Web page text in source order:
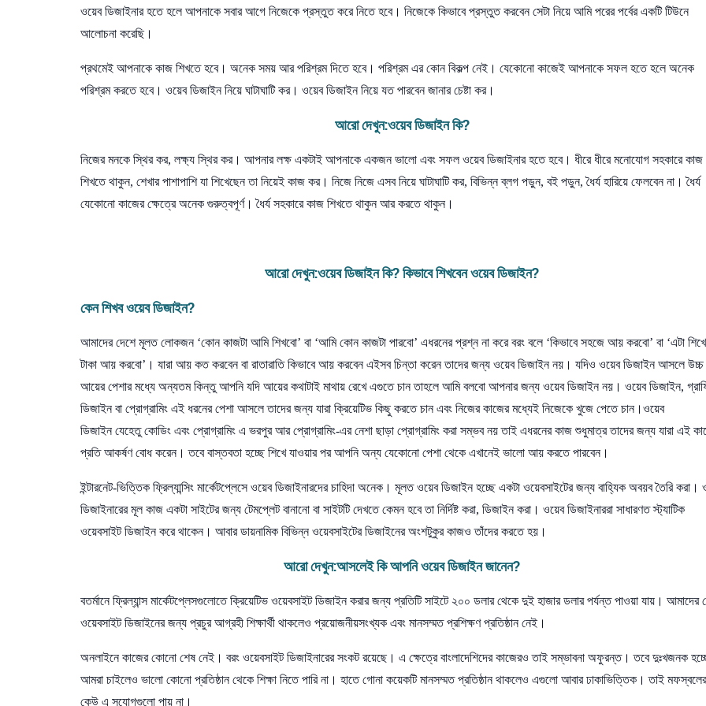
ওয়েব ডিজাইনার হতে হলে আপনাকে সবার আগে নিজেকে প্রস্তুত করে নিতে হবে। নিজেকে কিভাবে প্রস্তুত করবেন সেটা নিয়ে আমি পরের পর্বের একটি টিউনে
আলোচনা করেছি।
প্রথমেই আপনাকে কাজ শিখতে হবে। অনেক সময় আর পরিশ্রম দিতে হবে। পরিশ্রম এর কোন বিকল্প নেই। যেকোনো কাজেই আপনাকে সফল হতে হলে অনেক
পরিশ্রম করতে হবে। ওয়েব ডিজাইন নিয়ে ঘাটাঘাটি কর। ওয়েব ডিজাইন নিয়ে যত পারবেন জানার চেষ্টা কর।
আরো দেখুন:ওয়েব ডিজাইন কি?
নিজের মনকে স্থির কর, লক্ষ্য স্থির কর। আপনার লক্ষ একটাই আপনাকে একজন ভালো এবং সফল ওয়েব ডিজাইনার হতে হবে। ধীরে ধীরে মনোযোগ সহকারে কাজ
শিখতে থাকুন, শেখার পাশাপাশি যা শিখেছেন তা নিয়েই কাজ কর। নিজে নিজে এসব নিয়ে ঘাটাঘাটি কর, বিভিন্ন ব্লগ পড়ুন, বই পড়ুন, ধৈর্য হারিয়ে ফেলবেন না। ধৈর্য
যেকোনো কাজের ক্ষেত্রে অনেক গুরুত্বপূর্ণ। ধৈর্য সহকারে কাজ শিখতে থাকুন আর করতে থাকুন।
আরো দেখুন:ওয়েব ডিজাইন কি? কিভাবে শিখবেন ওয়েব ডিজাইন?
কেনশিখবওয়েবডিজাইন?
আমাদের দেশে মূলত লোকজন ‘কোন কাজটা আমি শিখবো’ বা ‘আমি কোন কাজটা পারবো’ এধরনের প্রশ্ন না করে বরং বলে ‘কিভাবে সহজে আয় করবো’ বা ‘এটা
টাকা আয় করবো’। যারা আয় কত করবেন বা রাতারাতি কিভাবে আয় করবেন এইসব চিন্তা করেন তাদের জন্য ওয়েব ডিজাইন নয়। যদিও ওয়েব ডিজাইন আসলে উচ্চ
আয়ের পেশার মধ্যে অন্যতম কিন্তু আপনি যদি আয়ের কথাটাই মাথায় রেখে এগুতে চান তাহলে আমি বলবো আপনার জন্য ওয়েব ডিজাইন নয়। ওয়েব ডিজাইন,
ডিজাইন বা প্রোগ্রামিং এই ধরনের পেশা আসলে তাদের জন্য যারা ক্রিয়েটিভ কিছু করতে চান এবং নিজের কাজের মধ্যেই নিজেকে খুজে পেতে চান।ওয়েব
ডিজাইন যেহেতু কোডিং এবং প্রোগ্রামিং এ ভরপুর আর প্রোগ্রামিং-এর নেশা ছাড়া প্রোগ্রামিং করা সম্ভব নয় তাই এধরনের কাজ শুধুমাত্র তাদের জন্য যারা এই
প্রতি আকর্ষণ বোধ করেন। তবে বাস্তবতা হচ্ছে শিখে যাওয়ার পর আপনি অন্য যেকোনো পেশা থেকে এখানেই ভালো আয় করতে পারবেন।
ইন্টারনেট-ভিত্তিক ফ্রিল্যান্সিং মার্কেটপ্লেসে ওয়েব ডিজাইনারদের চাহিদা অনেক। মূলত ওয়েব ডিজাইন হচ্ছে একটা ওয়েবসাইটের জন্য বাহ্যিক অবয়ব তৈরি করা।
ডিজাইনারের মূল কাজ একটা সাইটের জন্য টেমপ্লেট বানানো বা সাইটটি দেখতে কেমন হবে তা নির্দিষ্ট করা, ডিজাইন করা। ওয়েব ডিজাইনাররা সাধারণত স্ট্যাটিক
ওয়েবসাইট ডিজাইন করে থাকেন। আবার ডায়নামিক বিভিন্ন ওয়েবসাইটের ডিজাইনের অংশটুকুর কাজও তাঁদের করতে হয়।
আরো দেখুন:আসলেই কি আপনি ওয়েব ডিজাইন জানেন?
বতর্মানে ফ্রিল্যান্স মার্কেটপ্লেসগুলোতে ক্রিয়েটিভ ওয়েবসাইট ডিজাইন করার জন্য প্রতিটি সাইটে ২০০ ডলার থেকে দুই হাজার ডলার পর্যন্ত পাওয়া যায়। আমাদের
ওয়েবসাইট ডিজাইনের জন্য প্রচুর আগ্রহী শিক্ষার্থী থাকলেও প্রয়োজনীয়সংখ্যক এবং মানসম্মত প্রশিক্ষণ প্রতিষ্ঠান নেই।
অনলাইনে কাজের কোনো শেষ নেই। বরং ওয়েবসাইট ডিজাইনারের সংকট রয়েছে। এ ক্ষেত্রে বাংলাদেশিদের কাজেরও তাই সম্ভাবনা অফুরন্ত। তবে দুঃখজনক
আমরা চাইলেও ভালো কোনো প্রতিষ্ঠান থেকে শিক্ষা নিতে পারি না। হাতে গোনা কয়েকটি মানসম্মত প্রতিষ্ঠান থাকলেও এগুলো আবার ঢাকাভিত্তিক। তাই মফস্বলের
কেউ এ সুযোগগুলো পায় না।